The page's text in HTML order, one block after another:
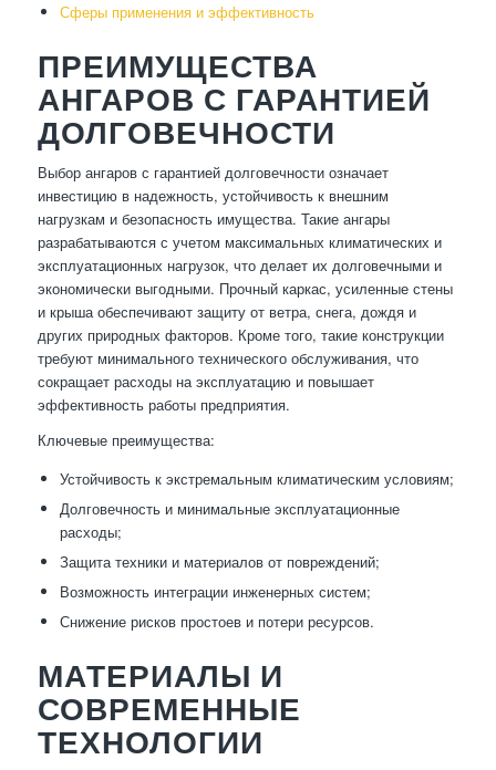
Сферы применения и эффективность
ПРЕИМУЩЕСТВА
АНГАРОВ С ГАРАНТИЕЙ
ДОЛГОВЕЧНОСТИ
Выбор ангаров с гарантией долговечности означает
инвестицию в надежность, устойчивость к внешним
нагрузкам и безопасность имущества. Такие ангары
разрабатываются с учетом максимальных климатических и
эксплуатационных нагрузок, что делает их долговечными и
экономически выгодными. Прочный каркас, усиленные стены
и крыша обеспечивают защиту от ветра, снега, дождя и
других природных факторов. Кроме того, такие конструкции
требуют минимального технического обслуживания, что
сокращает расходы на эксплуатацию и повышает
эффективность работы предприятия.
Ключевые преимущества:
Устойчивость к экстремальным климатическим условиям;
Долговечность и минимальные эксплуатационные
расходы;
Защита техники и материалов от повреждений;
Возможность интеграции инженерных систем;
Снижение рисков простоев и потери ресурсов.
МАТЕРИАЛЫ И
СОВРЕМЕННЫЕ
ТЕХНОЛОГИИ